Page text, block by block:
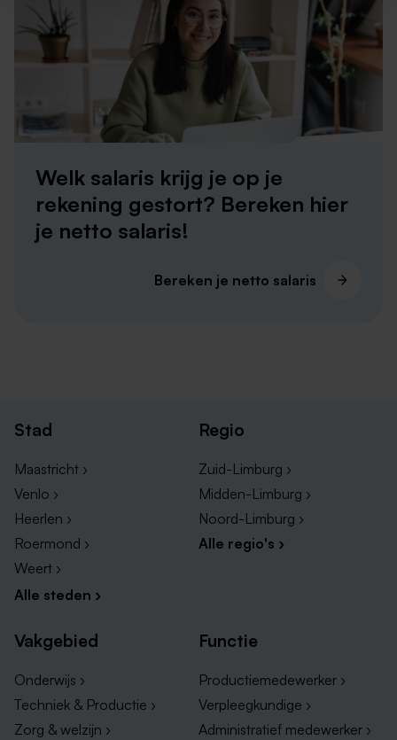
Vacatures in Vaals
Vacatures in Simpelveld
Vacatures in Margraten
Grootste werkgevers in Wijlre
Benieuwd naar wat Wijlre en omgeving te bieden
heeft? Bekijk dan de grootste bedrijven hieronder!
Vacatures bij SVO PL
Vacatures bij Heuschen & Schrouff
Welk salaris krijg je op je
rekening gestort? Bereken hier
je netto salaris!
Bereken je netto salaris
Stad
Maastricht ›
Venlo ›
Heerlen ›
Roermond ›
Weert ›
Alle steden ›
Regio
Zuid-Limburg ›
Midden-Limburg ›
Noord-Limburg ›
Alle regio's ›
Vakgebied
Onderwijs ›
Techniek & Productie ›
Zorg & welzijn ›
Functie
Productiemedewerker ›
Verpleegkundige ›
Administratief medewerker ›